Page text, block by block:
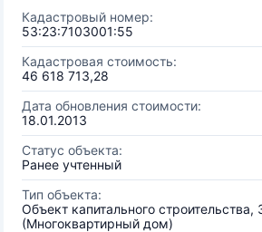
Кадастровый номер:
53:23:7103001:55
Кадастровая стоимость:
46 618 713,28
Дата обновления стоимости:
18.01.2013
Статус объекта:
Ранее учтенный
Тип объекта:
Объект капитального строительства,
(Многоквартирный дом)